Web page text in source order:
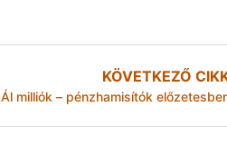
KÖVETKEZŐ
Ál milliók – pénzhamisítók